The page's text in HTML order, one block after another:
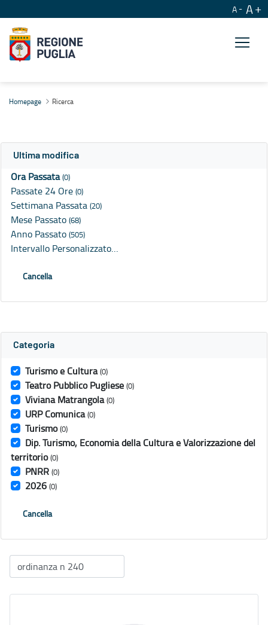
A A
Homepage Ricerca
Ultima modifica
Ora Passata(0)
Passate 24 Ore (0)
Settimana Passata (20)
Mese Passato (68)
Anno Passato (505)
Intervallo Personalizzato…
Cancella
Categoria
Turismo e Cultura (0)
Teatro Pubblico Pugliese (0)
Viviana Matrangola (0)
URP Comunica (0)
Turismo (0)
Dip. Turismo, Economia della Cultura e Valorizzazione del
territorio (0)
PNRR (0)
2026 (0)
Cancella